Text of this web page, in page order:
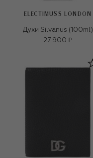
ELECTIMUSS LONDON
Духи Silvanus (100ml)
27 900 ₽